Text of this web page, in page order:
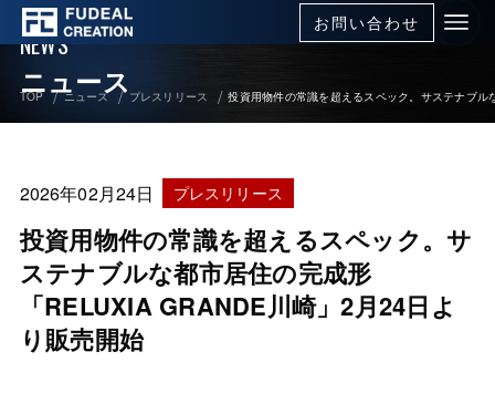
お問い合わせ
ニュース
NEWS
TOP ニュース プレスリリース 投資用物件の常識を超えるスペック。サステナブ
投資用物件の常識を超えるスペック。サ
ステナブルな都市居住の完成形
「RELUXIA GRANDE川崎」2月24日よ
り販売開始
2026年02月24日 プレスリリース